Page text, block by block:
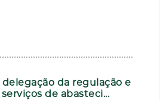
da regulação e
de abasteci...